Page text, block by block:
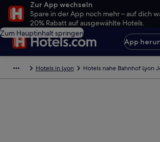
Zur App wechseln
Spare in der App noch mehr – auf dich
20% Rabatt auf ausgewählte Hotels.
Zum Hauptinhalt springen
App
Hotels in Lyon Hotels nahe Bahnhof Lyon